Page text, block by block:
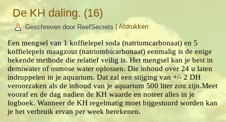
De KH daling. (16)
Geschreven door ReefSecrets |Afdrukken
Een mengsel van 1 koffielepel soda (natriumcarbonaat) en 5
koffielepels maagzout (natriumbicarbonaat) eenmalig is de enige
bekende methode die relatief veilig is. Het mengsel kan je best in
demiwater of osmose water oplossen. Die inhoud over 24 u laten
indruppelen in je aquarium. Dat zal een stijging van +/- 2 DH
veroorzaken als de inhoud van je aquarium 500 liter zou zijn.Meet
vooraf en de dag nadien de KH waarde en noteer alles in je
logboek. Wanneer de KH regelmatig moet bijgestuurd worden kan
je het verbruik ervan per week berekenen.